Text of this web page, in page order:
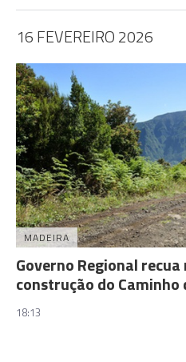
16 FEVEREIRO 2026
MADEIRA
Governo Regional
construção do Caminho
18:13